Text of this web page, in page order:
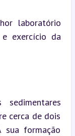
laboratório
exercício da
cerca de dois
sua formação